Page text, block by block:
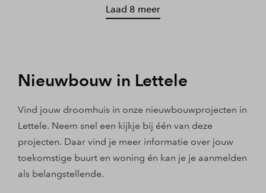
Laad 8 meer
Nieuwbouw in Lettele
Vind jouw droomhuis in onze nieuwbouwprojecten in
Lettele. Neem snel een kijkje bij één van deze
projecten. Daar vind je meer informatie over jouw
toekomstige buurt en woning én kan je je aanmelden
als belangstellende.